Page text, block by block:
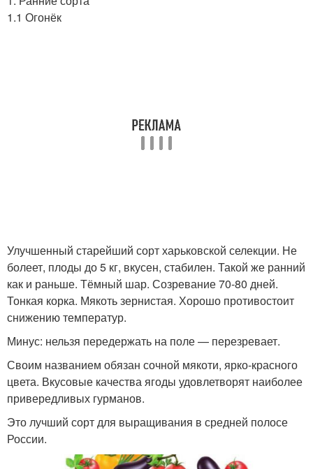
1.1 Огонёк
Улучшенный старейший сорт харьковской селекции. Не
болеет, плоды до 5 кг, вкусен, стабилен. Такой же ранний
как и раньше. Тёмный шар. Созревание 70-80 дней.
Тонкая корка. Мякоть зернистая. Хорошо противостоит
снижению температур.
Минус: нельзя передержать на поле — перезревает.
Своим названием обязан сочной мякоти, ярко-красного
цвета. Вкусовые качества ягоды удовлетворят наиболее
привередливых гурманов.
Это лучший сорт для выращивания в средней полосе
России.